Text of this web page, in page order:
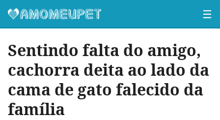
☰
Sentindo falta do amigo,
cachorra deita ao lado da
cama de gato falecido da
família